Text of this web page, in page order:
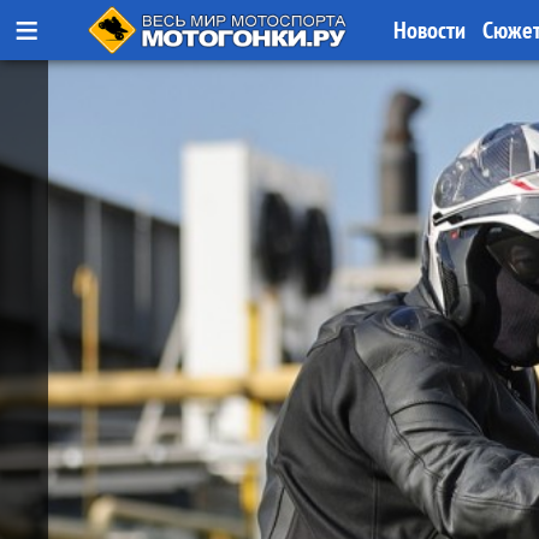
≡ Новости